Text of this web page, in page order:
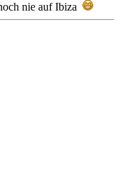
nie auf Ibiza